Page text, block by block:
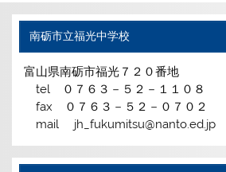
南砺市立福光中学校
富山県南砺市福光７２０番地
tel ０７６３－５２－１１０８
fax ０７６３－５２－０７０２
mail jh_fukumitsu@nanto.ed.jp